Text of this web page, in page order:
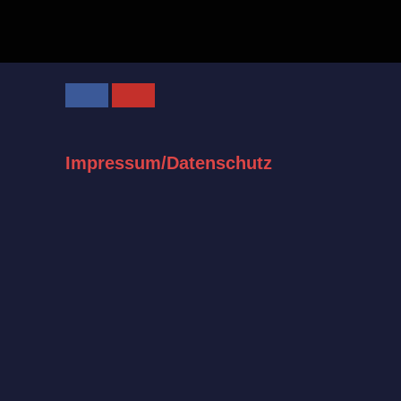
Impressum/Datenschutz